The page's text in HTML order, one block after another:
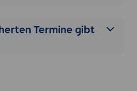
Termine gibt